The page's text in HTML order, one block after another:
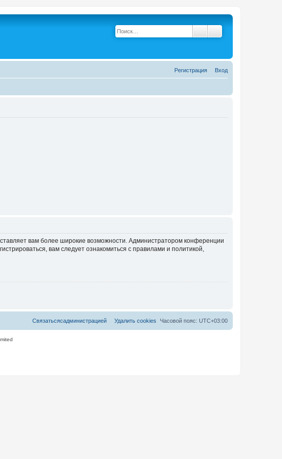
ПоискРасширенный
Вход
Регистрация
вам более широкие возможности. Администратором конференции
вам следует ознакомиться с правилами и политикой,
Часовой пояс: UTC+03:00
Удалить cookies
Связатьсясадминистрацией